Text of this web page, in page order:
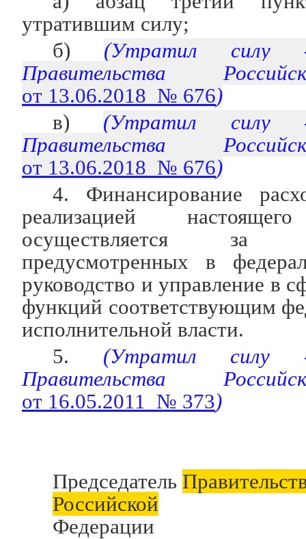
утратившим силу;
б) (Утратил
Правительства
от 13.06.2018 № 676)
в) (Утратил
Правительства
от 13.06.2018 № 676)
4. Финансирование
реализацией
осуществляется за
предусмотренных в
руководство и управление в
функций соответствующим
исполнительной власти.
5. (Утратил
Правительства
от 16.05.2011 № 373)
Председатель
Российской
Федерации